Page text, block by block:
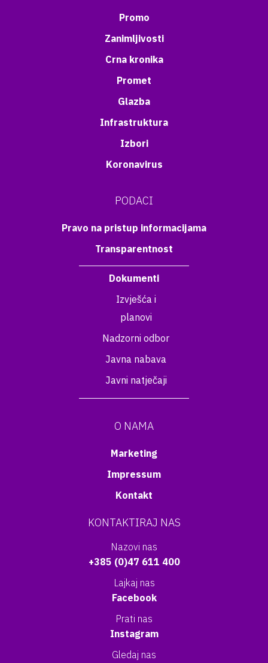
Promo
Zanimljivosti
Crna kronika
Promet
Glazba
Infrastruktura
Izbori
Koronavirus
PODACI
Pravo na pristup informacijama
Transparentnost
Dokumenti
Izvješća i
planovi
Nadzorni odbor
Javna nabava
Javni natječaji
O NAMA
Marketing
Impressum
Kontakt
KONTAKTIRAJ NAS
Nazovi nas
+385 (0)47 611 400
Lajkaj nas
Facebook
Prati nas
Instagram
Gledaj nas